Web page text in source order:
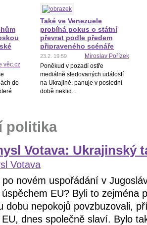
věc.cz
do
Také ve Venezuele
probíhá pokus o státní
převrat podle předem
připraveného scénáře
23.2. 19:59
Miroslav Pořízek
Poněkud v pozadí ostře
mediálně sledovaných událostí
na Ukrajině, panuje v poslední
době neklid...
politika
Votava: Ukrajinský
Votava
novém uspořádání v
EU? Byli to zejména
dobu nepokojů povzbuzovali,
dnes společně slaví. Bylo